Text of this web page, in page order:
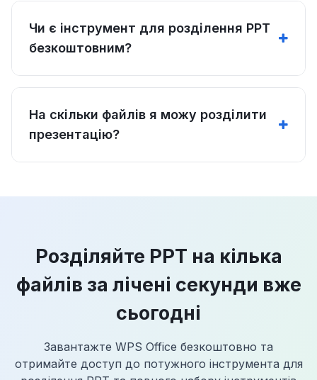
Чи є інструмент для розділення PPT
безкоштовним?
На скільки файлів я можу розділити
презентацію?
Розділяйте PPT на кілька
файлів за лічені секунди вже
сьогодні
Завантажте WPS Office безкоштовно та
отримайте доступ до потужного інструмента для